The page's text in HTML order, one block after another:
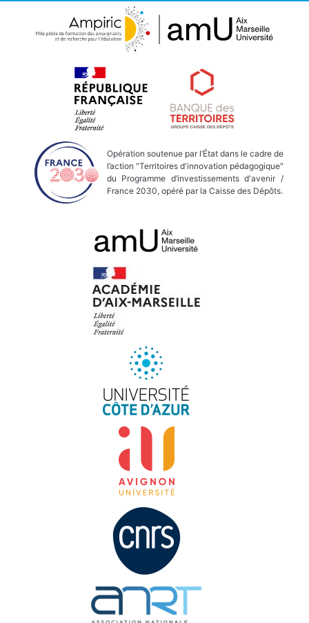
Opération soutenue par l’État dans le cadre de
l’action "Territoires d'innovation pédagogique"
du Programme d’investissements d'avenir /
France 2030, opéré par la Caisse des Dépôts.